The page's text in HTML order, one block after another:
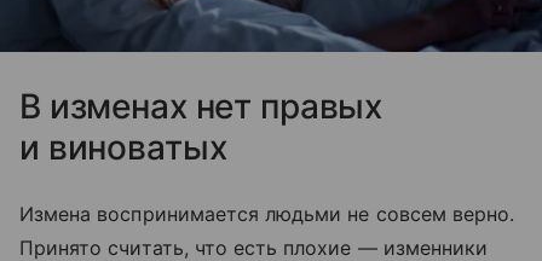
В изменах нет правых
и виноватых
Измена воспринимается людьми не совсем верно.
Принято считать, что есть плохие — изменники